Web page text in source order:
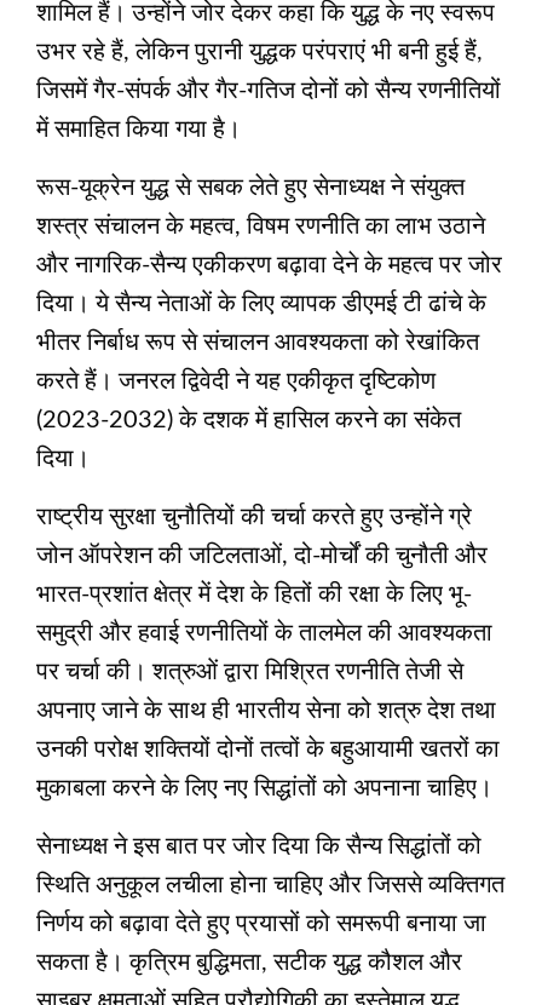
शामिल हैं। उन्होंने जोर देकर कहा कि युद्ध के नए स्‍वरूप
उभर रहे हैं, लेकिन पुरानी युद्धक परंपराएं भी बनी हुई हैं,
जिसमें गैर-संपर्क और गैर-गतिज दोनों को सैन्य रणनीतियों
में समाहित किया गया है।
रूस-यूक्रेन युद्ध से सबक लेते हुए सेनाध्‍यक्ष ने संयुक्त
शस्त्र संचालन के महत्व, विषम रणनीति का लाभ उठाने
और नागरिक-सैन्य एकीकरण बढ़ावा देने के महत्‍व पर जोर
दिया। ये सैन्य नेताओं के लिए व्यापक डीएमई टी ढांचे के
भीतर निर्बाध रूप से संचालन आवश्यकता को रेखांकित
करते हैं। जनरल द्विवेदी ने यह एकीकृत दृष्टिकोण
(2023-2032) के दशक में हासिल करने का संकेत
दिया।
राष्ट्रीय सुरक्षा चुनौतियों की चर्चा करते हुए उन्‍होंने ग्रे
जोन ऑपरेशन की जटिलताओं, दो-मोर्चों की चुनौती और
भारत-प्रशांत क्षेत्र में देश के हितों की रक्षा के लिए भू-
समुद्री और हवाई रणनीतियों के तालमेल की आवश्यकता
पर चर्चा की। शत्रुओं द्वारा मिश्रित रणनीति तेजी से
अपनाए जाने के साथ ही भारतीय सेना को शत्रु देश तथा
उनकी परोक्ष शक्तियों दोनों तत्वों के बहुआयामी खतरों का
मुकाबला करने के लिए नए सिद्धांतों को अपनाना चाहिए।
सेनाध्‍यक्ष ने इस बात पर जोर दिया कि सैन्य सिद्धांतों को
स्थिति अनुकूल लचीला होना चाहिए और जिससे व्यक्तिगत
निर्णय को बढ़ावा देते हुए प्रयासों को समरूपी बनाया जा
सकता है। कृत्रिम बुद्धिमता, सटीक युद्ध कौशल और